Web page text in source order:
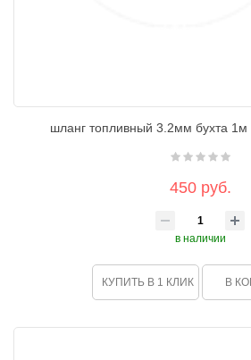
шланг топливный 3.2мм бухта
450 руб.
в наличии
КУПИТЬ В 1 КЛИК В